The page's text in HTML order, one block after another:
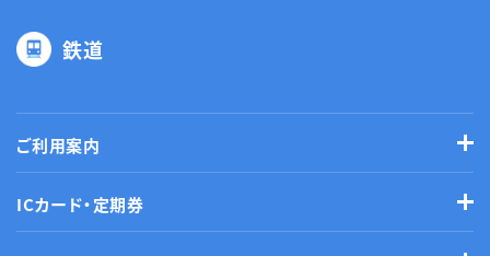
鉄道
ご利用案内
ICカード・定期券